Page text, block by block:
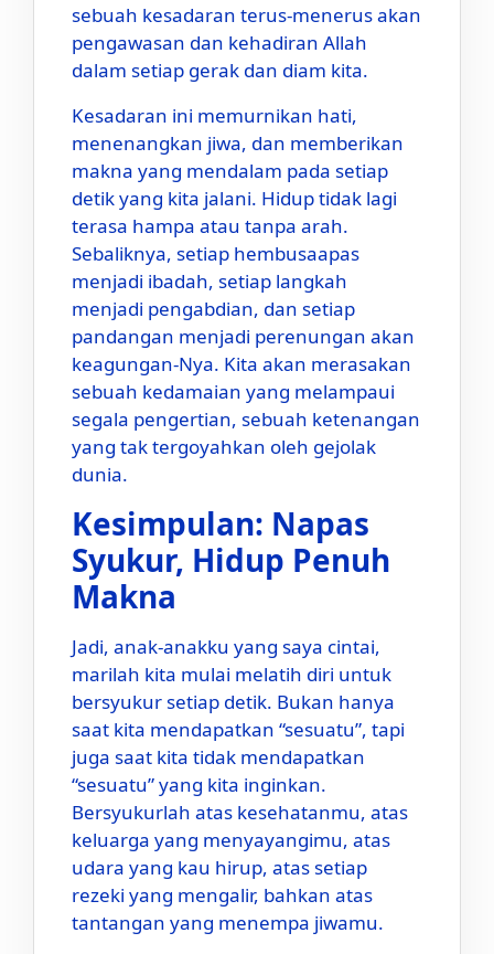
sebuah kesadaran terus-menerus akan
pengawasan dan kehadiran Allah
dalam setiap gerak dan diam kita.
Kesadaran ini memurnikan hati,
menenangkan jiwa, dan memberikan
makna yang mendalam pada setiap
detik yang kita jalani. Hidup tidak lagi
terasa hampa atau tanpa arah.
Sebaliknya, setiap hembusaapas
menjadi ibadah, setiap langkah
menjadi pengabdian, dan setiap
pandangan menjadi perenungan akan
keagungan-Nya. Kita akan merasakan
sebuah kedamaian yang melampaui
segala pengertian, sebuah ketenangan
yang tak tergoyahkan oleh gejolak
dunia.
Kesimpulan: Napas
Syukur, Hidup Penuh
Makna
Jadi, anak-anakku yang saya cintai,
marilah kita mulai melatih diri untuk
bersyukur setiap detik. Bukan hanya
saat kita mendapatkan “sesuatu”, tapi
juga saat kita tidak mendapatkan
“sesuatu” yang kita inginkan.
Bersyukurlah atas kesehatanmu, atas
keluarga yang menyayangimu, atas
udara yang kau hirup, atas setiap
rezeki yang mengalir, bahkan atas
tantangan yang menempa jiwamu.